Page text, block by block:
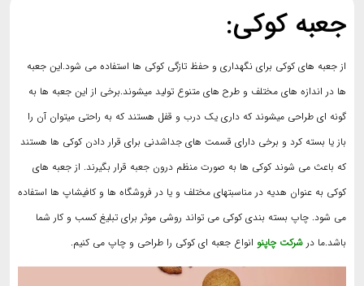
جعبه کوکی:
از جعبه های کوکی برای نگهداری و حفظ تازگی کوکی ها استفاده می شود.این جعبه
ها در اندازه های مختلف و طرح های متنوع تولید میشوند.برخی از این جعبه ها به
گونه ای طراحی میشوند که داری یک درب و قفل هستند که به راحتی میتوان آن را
باز یا بسته کرد و برخی دارای قسمت های جداشدنی برای قرار دادن کوکی ها هستند
که باعث می شوند کوکی ها به صورت منظم درون جعبه قرار بگیرند. از جعبه های
کوکی به عنوان هدیه در مناسبتهای مختلف و یا در فروشگاه ها و کافیشاپ ها استفاده
می شود. چاپ بسته بندی کوکی می تواند روشی موثر برای تبلیغ کسب و کار شما
باشد.ما درشرکت چاپنوانواع جعبه ای کوکی را طراحی و چاپ می کنیم.